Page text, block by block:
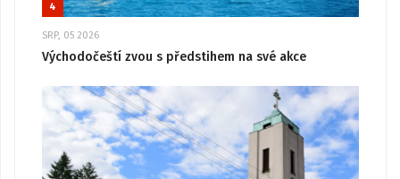
4
SRP, 05 2026
Východočeští zvou s předstihem na své akce